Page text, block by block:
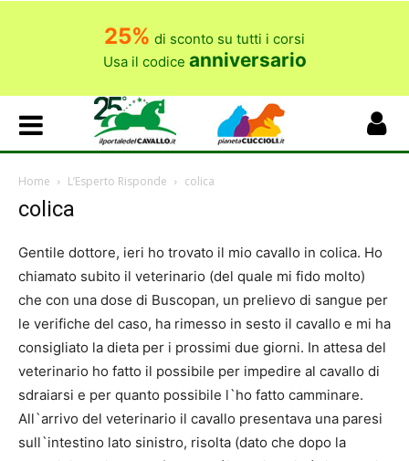
25% di sconto su tutti i corsi
Usa il codice anniversario
Home L’Esperto Risponde colica
colica
Gentile dottore, ieri ho trovato il mio cavallo in colica. Ho
chiamato subito il veterinario (del quale mi fido molto)
che con una dose di Buscopan, un prelievo di sangue per
le verifiche del caso, ha rimesso in sesto il cavallo e mi ha
consigliato la dieta per i prossimi due giorni. In attesa del
veterinario ho fatto il possibile per impedire al cavallo di
sdraiarsi e per quanto possibile l`ho fatto camminare.
All`arrivo del veterinario il cavallo presentava una paresi
sull`intestino lato sinistro, risolta (dato che dopo la